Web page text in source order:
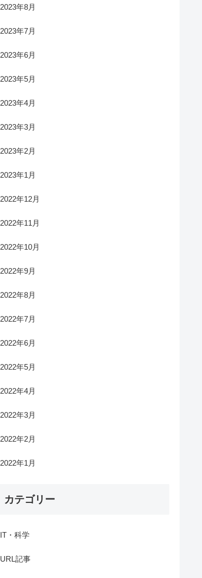
2023年8月
2023年7月
2023年6月
2023年5月
2023年4月
2023年3月
2023年2月
2023年1月
2022年12月
2022年11月
2022年10月
2022年9月
2022年8月
2022年7月
2022年6月
2022年5月
2022年4月
2022年3月
2022年2月
2022年1月
カテゴリー
IT・科学
URL記事